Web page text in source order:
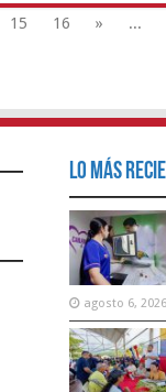
15 16 » ...
Lo Más
agosto 6, 2026